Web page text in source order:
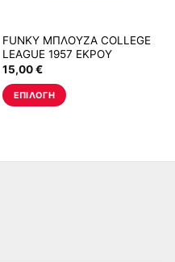
FUNKY ΜΠΛΟΥΖΑ COLLEGE
LEAGUE 1957 ΕΚΡΟΥ
15,00€
ΕΠΙΛΟΓΉ
έχει